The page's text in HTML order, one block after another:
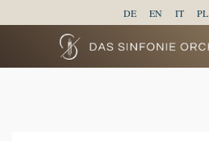
DE EN IT PL